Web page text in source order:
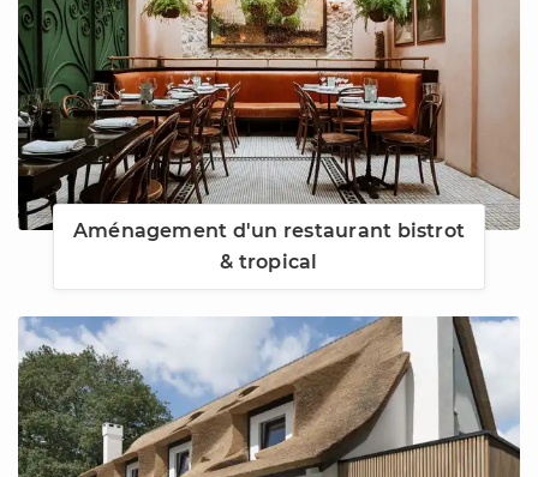
Aménagement d'un restaurant bistrot
& tropical